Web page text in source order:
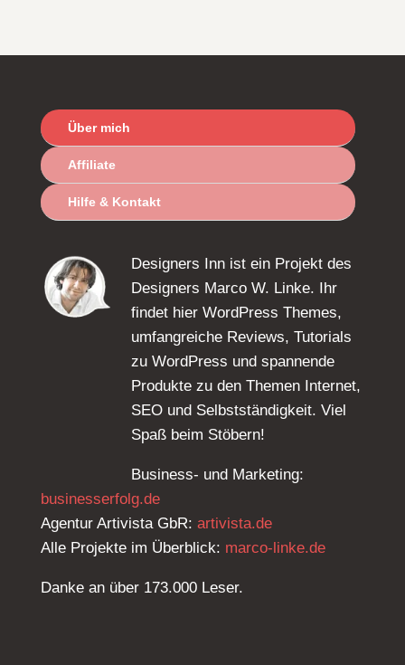
Über mich
Affiliate
Hilfe & Kontakt
Designers Inn ist ein Projekt des
Designers Marco W. Linke. Ihr
findet hier WordPress Themes,
umfangreiche Reviews, Tutorials
zu WordPress und spannende
Produkte zu den Themen Internet,
SEO und Selbstständigkeit. Viel
Spaß beim Stöbern!
Business- und Marketing:
businesserfolg.de
Agentur Artivista GbR: artivista.de
Alle Projekte im Überblick: marco-linke.de
Danke an über 173.000 Leser.